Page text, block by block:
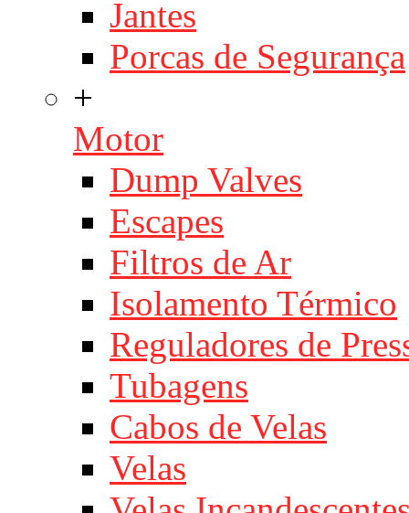
Jantes
Porcas de Segurança
+
Motor
Dump Valves
Escapes
Filtros de Ar
Isolamento Térmico
Reguladores de
Tubagens
Cabos de Velas
Velas